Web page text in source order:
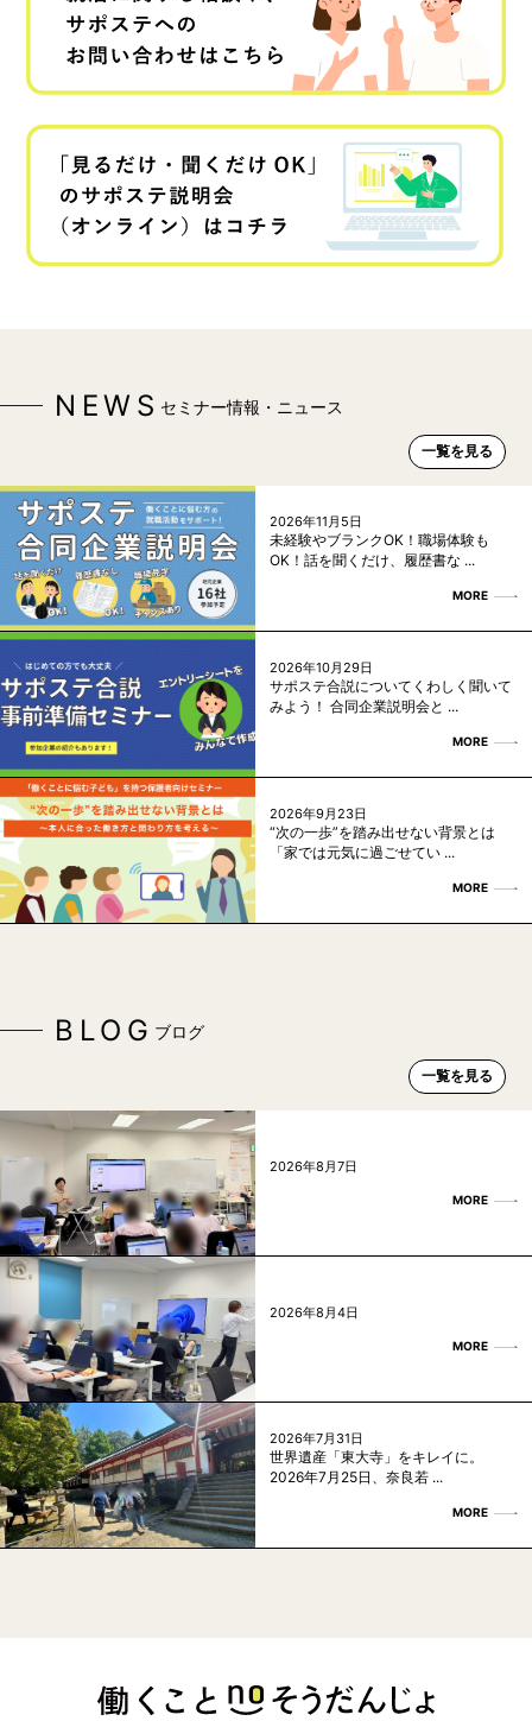
NEWS セミナー情報・ニュース
一覧を見る
2026年11月5日
未経験やブランクOK！職場体験も
OK！話を聞くだけ、履歴書な ...
MORE
2026年10月29日
サポステ合説についてくわしく聞いて
みよう！ 合同企業説明会と ...
MORE
2026年9月23日
“次の一歩”を踏み出せない背景とは
「家では元気に過ごせてい ...
MORE
BLOG ブログ
一覧を見る
2026年8月7日
MORE
2026年8月4日
MORE
2026年7月31日
世界遺産「東大寺」をキレイに。
2026年7月25日、奈良若 ...
MORE